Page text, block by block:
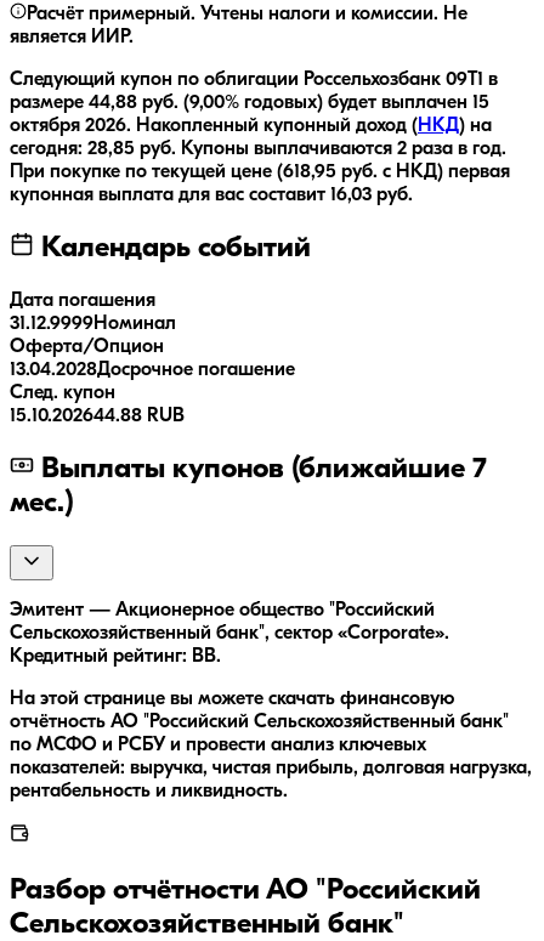
Расчёт примерный. Учтены налоги и комиссии. Не
является ИИР.
Следующий купон по облигации Россельхозбанк 09Т1 в
размере 44,88 руб. (9,00% годовых) будет выплачен 15
октября 2026. Накопленный купонный доход ( НКД) на
сегодня: 28,85 руб. Купоны выплачиваются 2 раза в год.
При покупке по текущей цене (618,95 руб. с НКД) первая
купонная выплата для вас составит 16,03 руб.
Календарь событий
Дата погашения
31.12.9999Номинал
Оферта/Опцион
13.04.2028Досрочное погашение
След. купон
15.10.202644.88 RUB
Выплаты купонов (ближайшие 7
мес.)
Эмитент — Акционерное общество "Российский
Сельскохозяйственный банк", сектор «Corporate».
Кредитный рейтинг: BB.
На этой странице вы можете скачать финансовую
отчётность АО "Российский Сельскохозяйственный банк"
по МСФО и РСБУ и провести анализ ключевых
показателей: выручка, чистая прибыль, долговая нагрузка,
рентабельность и ликвидность.
Разбор отчётности АО "Российский
Сельскохозяйственный банк"